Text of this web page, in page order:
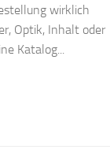
wirklich
Optik, Inhalt oder
Katalog...